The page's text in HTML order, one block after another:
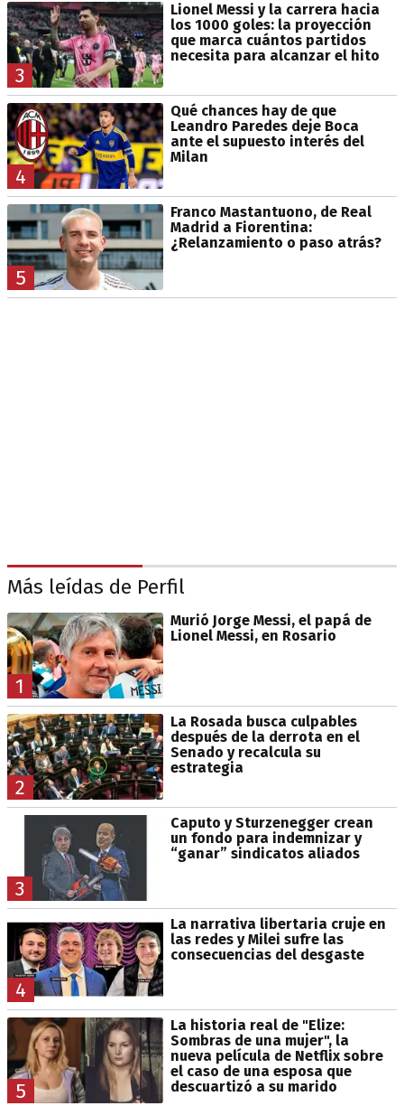
3
Lionel Messi y la carrera hacia
los 1000 goles: la proyección
que marca cuántos partidos
necesita para alcanzar el hito
4
Qué chances hay de que
Leandro Paredes deje Boca
ante el supuesto interés del
Milan
5
Franco Mastantuono, de Real
Madrid a Fiorentina:
¿Relanzamiento o paso atrás?
Más leídas de Perfil
1
Murió Jorge Messi, el papá de
Lionel Messi, en Rosario
2
La Rosada busca culpables
después de la derrota en el
Senado y recalcula su
estrategia
3
Caputo y Sturzenegger crean
un fondo para indemnizar y
“ganar” sindicatos aliados
4
La narrativa libertaria cruje en
las redes y Milei sufre las
consecuencias del desgaste
5
La historia real de "Elize:
Sombras de una mujer", la
nueva película de Netflix sobre
el caso de una esposa que
descuartizó a su marido